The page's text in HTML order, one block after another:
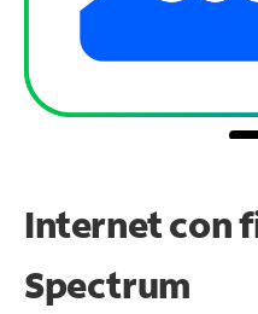
Internet con
Spectrum